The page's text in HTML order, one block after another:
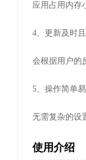
应用占用内存
4、更新及时
会根据用户的
5、操作简单
无需复杂的设
使用介绍